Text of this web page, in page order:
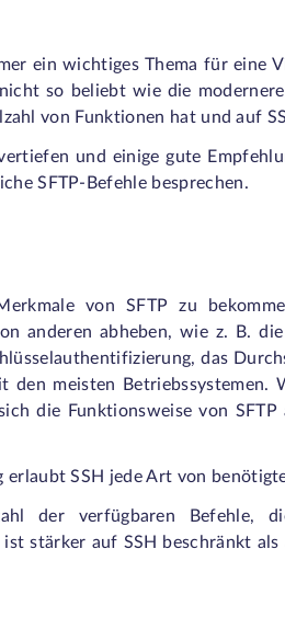
ein wichtiges Thema für eine
so beliebt wie die
von Funktionen hat und auf
und einige gute
SFTP-Befehle besprechen.
von SFTP zu
anderen abheben, wie z. B.
das
meisten Betriebssystemen.
die Funktionsweise von
SSH jede Art von
der verfügbaren Befehle,
stärker auf SSH beschränkt